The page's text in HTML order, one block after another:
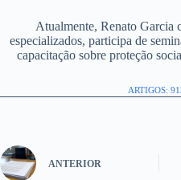
Atualmente, Renato Garcia
especializados, participa de
capacitação sobre proteção
ARTIGOS:
ANTERIOR